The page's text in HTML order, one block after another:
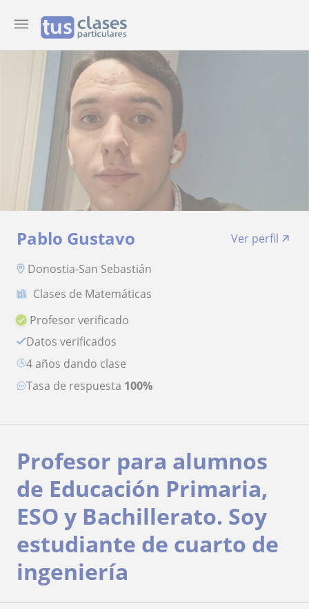
Pablo Gustavo
Ver perfil
Donostia-San Sebastián
Clases de Matemáticas
Profesor verificado
Datos verificados
4 años dando clase
Tasa de respuesta 100%
Profesor para alumnos
de Educación Primaria,
ESO y Bachillerato. Soy
estudiante de cuarto de
ingeniería